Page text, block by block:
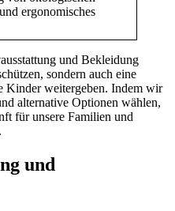
ergonomisches
und Bekleidung
sondern auch eine
Kinder weitergeben. Indem wir
alternative Optionen wählen,
für unsere Familien und
und